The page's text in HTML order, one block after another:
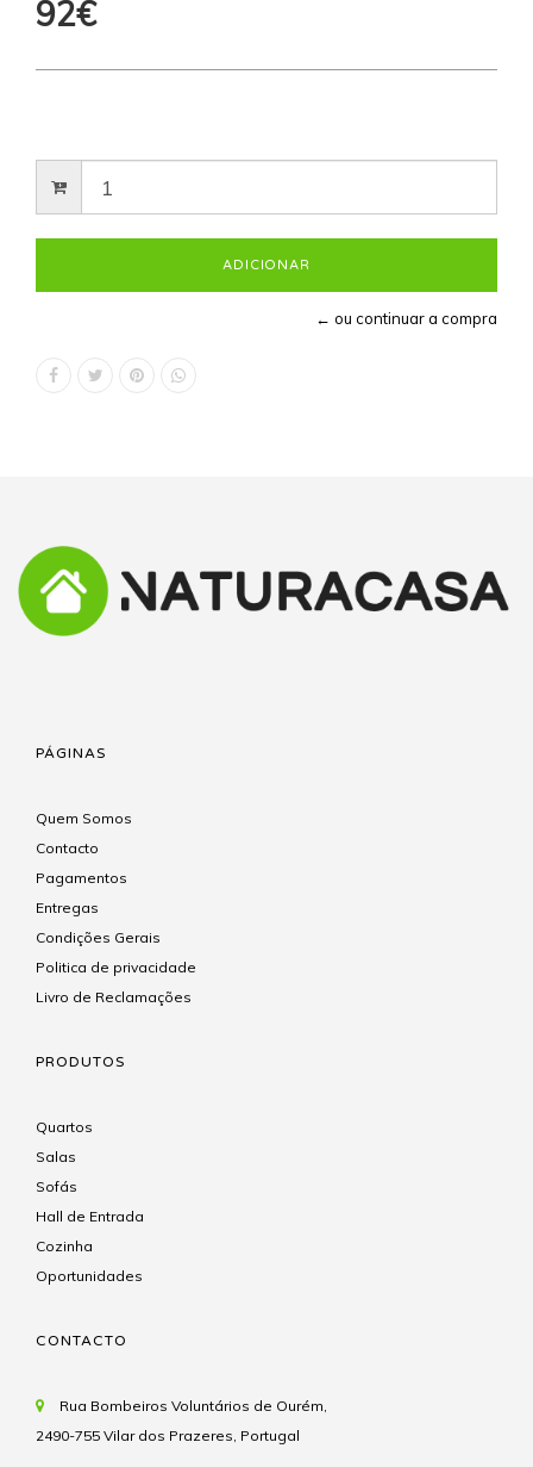
92€
← ou continuar a compra
PÁGINAS
Quem Somos
Contacto
Pagamentos
Entregas
Condições Gerais
Politica de privacidade
Livro de Reclamações
PRODUTOS
Quartos
Salas
Sofás
Hall de Entrada
Cozinha
Oportunidades
CONTACTO
Rua Bombeiros Voluntários de Ourém,
2490-755 Vilar dos Prazeres, Portugal